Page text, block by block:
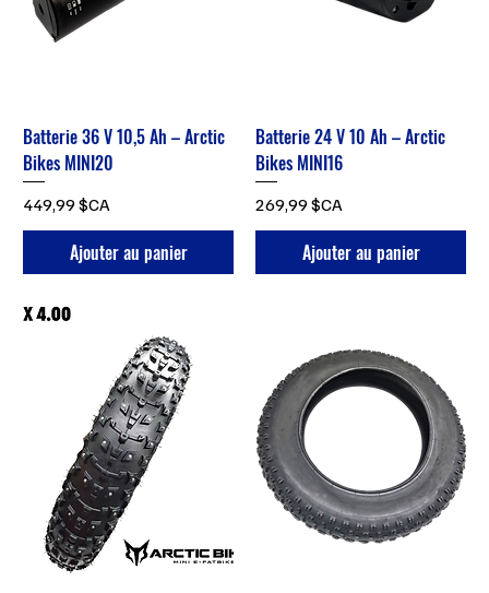
Batterie 36 V 10,5 Ah – Arctic
Bikes MINI20
Prix
449,99 $CA
Ajouter au panier
Batterie 24 V 10 Ah – Arctic
Bikes MINI16
Prix
269,99 $CA
Ajouter au panier